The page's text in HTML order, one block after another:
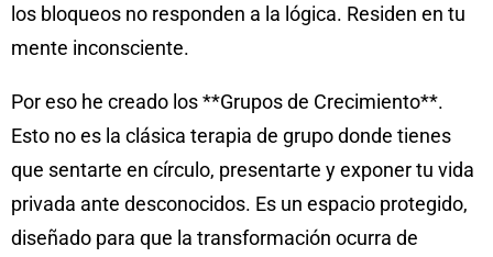
los bloqueos no responden a la lógica. Residen en tu
mente inconsciente.
Por eso he creado los **Grupos de Crecimiento**.
Esto no es la clásica terapia de grupo donde tienes
que sentarte en círculo, presentarte y exponer tu vida
privada ante desconocidos. Es un espacio protegido,
diseñado para que la transformación ocurra de